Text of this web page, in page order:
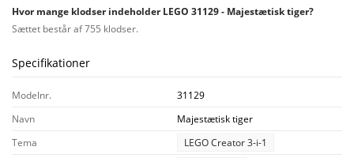
Hvor mange klodser indeholder LEGO 31129 - Majestætisk tiger?
Sættet består af 755 klodser.
Specifikationer
Modelnr.
31129
Navn
Majestætisk tiger
Tema
LEGO Creator 3-i-1